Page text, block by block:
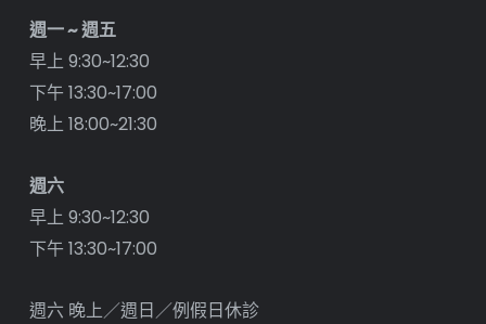
週一 ~ 週五
早上 9:30~12:30
下午 13:30~17:00
晚上 18:00~21:30
週六
早上 9:30~12:30
下午 13:30~17:00
週六 晚上／週日／例假日休診